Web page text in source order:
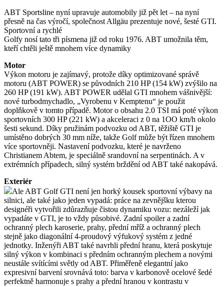
ABT Sportsline nyní upravuje automobily již pět let – na nyní
přesně na čas výročí, společnost Allgäu prezentuje nové, šesté GTI.
Sportovní a rychlé
Golfy nosí tato tři písmena již od roku 1976. ABT umožnila těm,
kteří chtěli ještě mnohem více dynamiky
Motor
Výkon motoru je zajímavý, protože díky optimizované správě
motoru (ABT POWER) se původních 210 HP (154 kW) zvýšilo na
260 HP (191 kW). ABT POWER udělal GTI mnohem vášnivější:
nové turbodmychadlo, „Vyrobenu v Kemptenu“ je použit
doplňkově v tomto případě. Motor o obsahu 2.0 TSI má poté výkon
sportovních 300 HP (221 kW) a akceleraci z 0 na 1OO km/h okolo
šesti sekund. Díky pružinám podvozku od ABT, těžiště GTI je
umístěno dobrých 30 mm níže, takže Golf může být řízen mnohem
více sportovněji. Nastavení podvozku, které je navrženo
Christianem Abtem, je speciálně srandovní na serpentinách. A v
extrémních případech, silný systém brždění od ABT také nakopává.
Exteriér
Ale ABT Golf GTI není jen horký kousek sportovní výbavy na
silnici, ale také jako jeden vypadá: práce na zevnějšku kterou
designéři vytvořili zdůrazňuje čistou dynamiku vozu: nezáleží jak
vypadáte v GTI, je to vždy působivé. Zadní spoiler a zadní
ochranný plech karoserie, prahy, přední mříž a ochranný plech
stejně jako diagonální 4-proudový výfukový systém z jedné
jednotky. Inženýři ABT také navrhli přední hranu, která poskytuje
silný výkon v kombinaci s předním ochranným plechem a novými
neustále svítícími světly od ABT. Přiměřeně elegantní jako
expresivní barvení srovnává toto: barva v karbonově ocelové šedé
perfektně harmonuje s prahy a přední hranou v kontrastu v